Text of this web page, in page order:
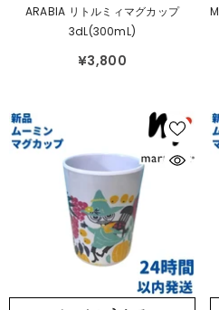
ARABIA リトルミィマグカップ
3dL(300mL)
¥3,800